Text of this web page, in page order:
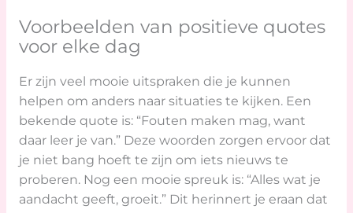
Voorbeelden van positieve quotes
voor elke dag
Er zijn veel mooie uitspraken die je kunnen
helpen om anders naar situaties te kijken. Een
bekende quote is: “Fouten maken mag, want
daar leer je van.” Deze woorden zorgen ervoor dat
je niet bang hoeft te zijn om iets nieuws te
proberen. Nog een mooie spreuk is: “Alles wat je
aandacht geeft, groeit.” Dit herinnert je eraan dat